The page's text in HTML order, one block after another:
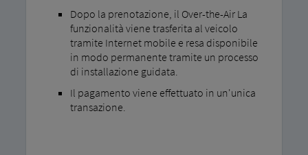
Dopo la prenotazione, il Over-the-Air La
funzionalità viene trasferita al veicolo
tramite Internet mobile e resa disponibile
in modo permanente tramite un processo
di installazione guidata.
Il pagamento viene effettuato in un'unica
transazione.